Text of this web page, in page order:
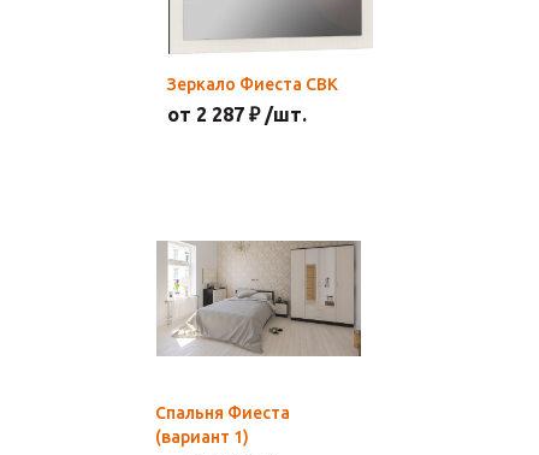
Зеркало Фиеста СВК
от 2 287 ₽ /шт.
Спальня Фиеста
(вариант 1)